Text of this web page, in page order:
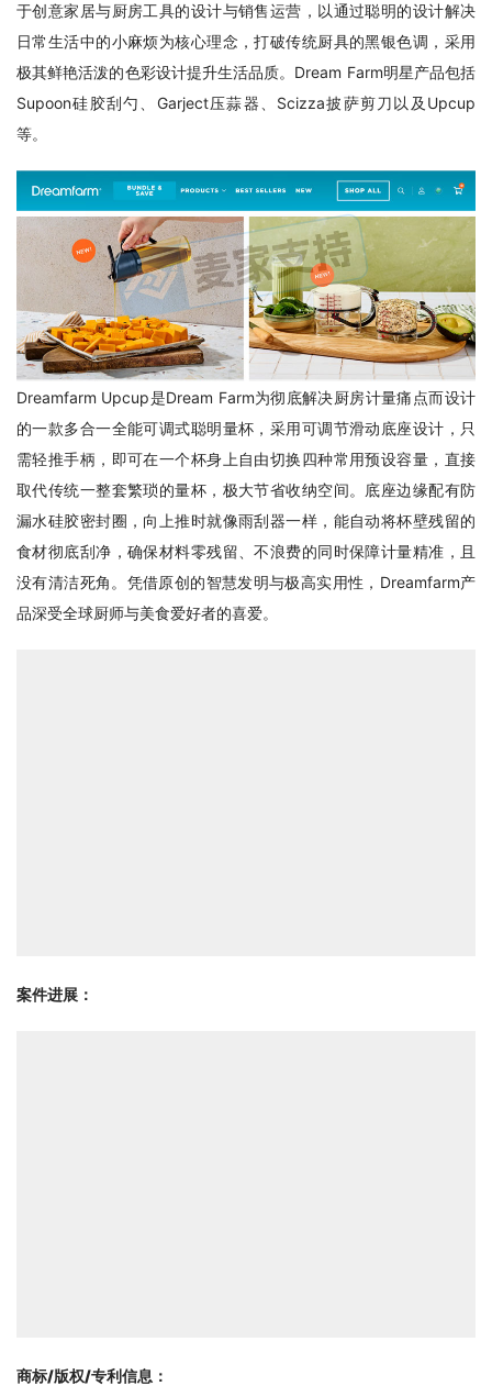
于创意家居与厨房工具的设计与销售运营，以通过聪明的设计解决
日常生活中的小麻烦为核心理念，打破传统厨具的黑银色调，采用
极其鲜艳活泼的色彩设计提升生活品质。Dream Farm明星产品包括
Supoon硅胶刮勺、Garject压蒜器、Scizza披萨剪刀以及Upcup
等。
Dreamfarm Upcup是Dream Farm为彻底解决厨房计量痛点而设计
的一款多合一全能可调式聪明量杯，采用可调节滑动底座设计，只
需轻推手柄，即可在一个杯身上自由切换四种常用预设容量，直接
取代传统一整套繁琐的量杯，极大节省收纳空间。底座边缘配有防
漏水硅胶密封圈，向上推时就像雨刮器一样，能自动将杯壁残留的
食材彻底刮净，确保材料零残留、不浪费的同时保障计量精准，且
没有清洁死角。凭借原创的智慧发明与极高实用性，Dreamfarm产
品深受全球厨师与美食爱好者的喜爱。
案件进展：
商标/版权/专利信息 ：